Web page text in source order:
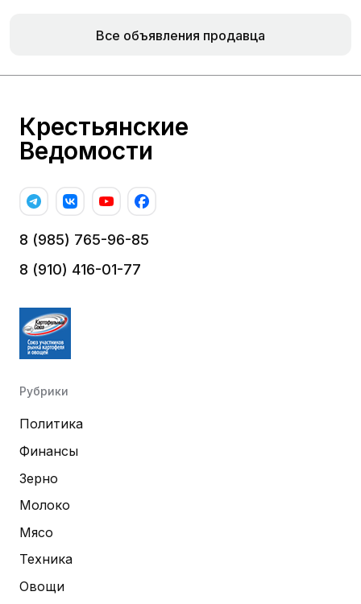
Все объявления продавца
Крестьянские
Ведомости
8 (985) 765-96-85
8 (910) 416-01-77
Рубрики
Политика
Финансы
Зерно
Молоко
Мясо
Техника
Овощи